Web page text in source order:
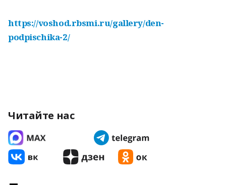
https://voshod.rbsmi.ru/gallery/den-
podpischika-2/
Читайте нас